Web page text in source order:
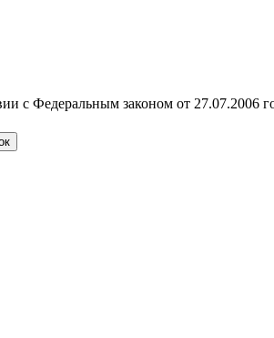
с Федеральным законом от